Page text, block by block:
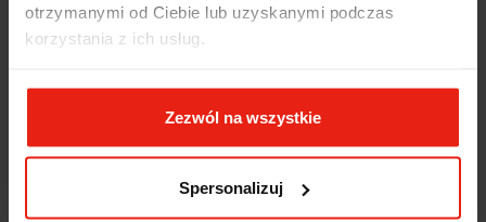
otrzymanymi od Ciebie lub uzyskanymi podczas
korzystania z ich usług.
Zezwól na wszystkie
Spersonalizuj
wczoraj
5
Ekspresowa realizacja zamówienia. Towar zgodny z
polecenia 👍️👍️👍️👍️👍️👍️👍️